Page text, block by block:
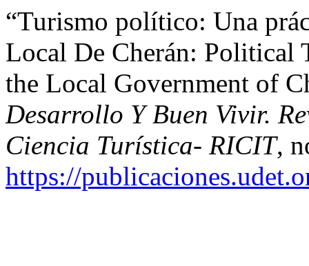
“Turismo político: Una
Local De Cherán: Political
the Local Government of
Desarrollo Y Buen Vivir.
Ciencia Turística- RICIT,
https://